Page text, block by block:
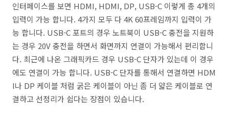
인터페이스를 보면 HDMI, HDMI, DP, USB-C 이렇게 총 4개의
입력이 가능 합니다. 4가지 모두 다 4K 60프레임까지 입력이 가
능 합니다. USB-C 포트의 경우 노트북이 USB-C 충전을 지원하
는 경우 20V 충전을 하면서 화면까지 연결이 가능해서 편리합니
다. 최근에 나온 그래픽카드 경우 USB-C 단자가 있는데 이 경우
에도 연결이 가능 합니다. USB-C 단자를 통해서 연결하면 HDM
I나 DP 케이블 처럼 굵은 케이블이 아닌 좀 더 얇은 케이블로 연
결하고 선정리가 쉽다는 장점이 있습니다.